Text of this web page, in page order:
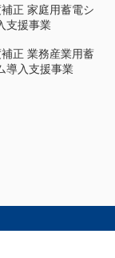
正 家庭用蓄電シ
支援事業
正 業務産業用蓄
導入支援事業